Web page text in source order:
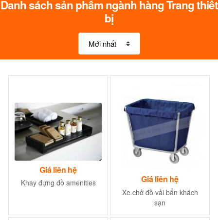
Danh sách sản phẩm ngành hàng Trang thiết
bị
Giá liên hệ
Khay đựng đồ amenities Giá liên hệ
Xe chở đồ vải bẩn khách
sạn